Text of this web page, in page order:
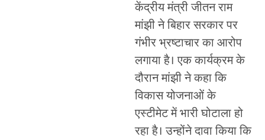
केंद्रीय मंत्री जीतन राम
मांझी ने बिहार सरकार पर
गंभीर भ्रष्टाचार का आरोप
लगाया है। एक कार्यक्रम के
दौरान मांझी ने कहा कि
विकास योजनाओं के
एस्टीमेट में भारी घोटाला हो
रहा है। उन्होंने दावा किया कि